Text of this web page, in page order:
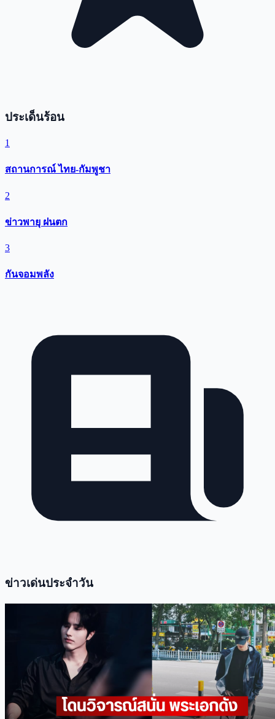
ประเด็นร้อน
1
สถานการณ์ ไทย-กัมพูชา
2
ข่าวพายุ ฝนตก
3
กันจอมพลัง
ข่าวเด่นประจำวัน